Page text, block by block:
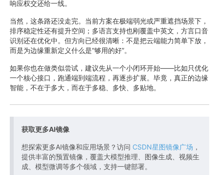
响应权交还给一线。
当然，这条路还没走完。当前方案在极端弱光或严重遮挡场景下，
排序稳定性还有提升空间；多语言支持也刚覆盖中英文，方言口音
识别还在优化中。但方向已经很清晰：不是把云端能力简单下放，
而是为边缘重新定义什么是“够用的好”。
如果你也在做类似尝试，建议先从一个小闭环开始——比如只优化
一个核心接口，跑通端到端流程，再逐步扩展。毕竟，真正的边缘
智能，不在于多大，而在于多稳、多快、多贴地。
获取更多AI镜像
想探索更多AI镜像和应用场景？访问 CSDN星图镜像广场 ，
提供丰富的预置镜像，覆盖大模型推理、图像生成、视频生
成、模型微调等多个领域，支持一键部署。